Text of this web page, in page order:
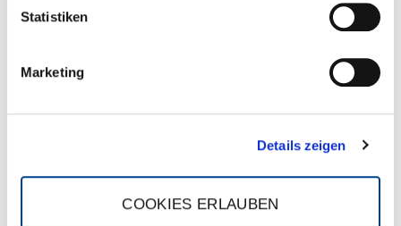
Statistiken
Marketing
Details zeigen
COOKIES ERLAUBEN
Schon wieder ist ein Jahr vergangen und die Mummegenussmeile
2025 steht vor der Tür. Am 07.11.2025 bis zum 09.11.2025 st...